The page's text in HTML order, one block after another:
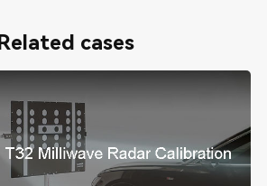
Related cases